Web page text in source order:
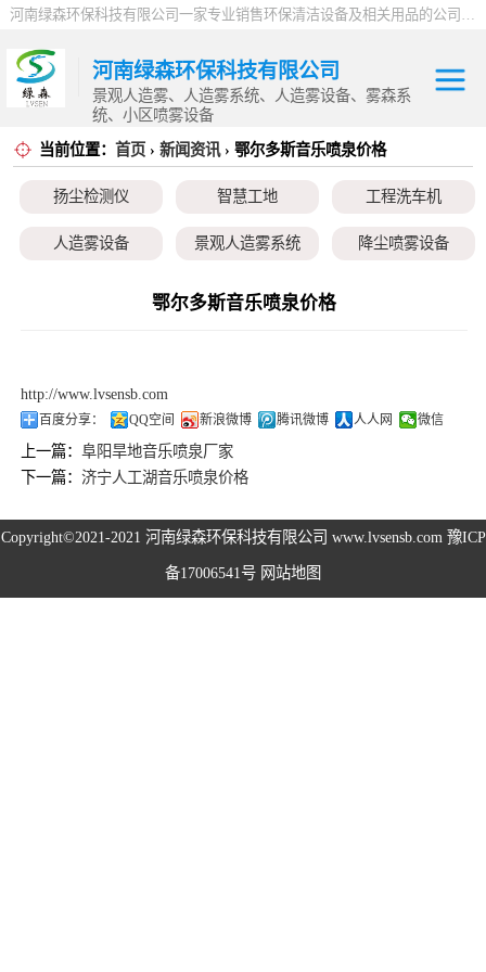
河南绿森环保科技有限公司一家专业销售环保清洁设备及相关用品的公司，产品包括：音乐喷泉、雾森系统、人造雾设备、景观人造雾、人造雾系统、小区喷雾设备、高压喷雾降尘设备、料仓喷雾除尘系统、喷雾降温加湿设备、郑州喷雾消毒设备，等八大系列上百个品种。
河南绿森环保科技有限公司
景观人造雾、人造雾系统、人造雾设备、雾森系
统、小区喷雾设备
当前位置： 首页 › 新闻资讯› 鄂尔多斯音乐喷泉价格
扬尘检测仪 智慧工地 工程洗车机
人造雾设备 景观人造雾系统 降尘喷雾设备
高空除尘雾桩
鄂尔多斯音乐喷泉价格
http://www.lvsensb.com
百度分享： QQ空间 新浪微博 腾讯微博 人人网 微信
上一篇：阜阳旱地音乐喷泉厂家
下一篇：济宁人工湖音乐喷泉价格
Copyright©2021-2021 河南绿森环保科技有限公司 www.lvsensb.com 豫ICP
备17006541号 网站地图
扬尘检测仪
智慧工地
降尘喷雾设备
小区喷雾设备
高空除尘雾桩